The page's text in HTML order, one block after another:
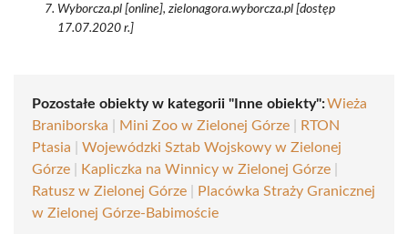
Wyborcza.pl [online], zielonagora.wyborcza.pl [dostęp
17.07.2020 r.]
Pozostałe obiekty w kategorii "Inne obiekty":Wieża
Braniborska
Mini Zoo w Zielonej Górze
RTON
Ptasia
Wojewódzki Sztab Wojskowy w Zielonej
Górze
Kapliczka na Winnicy w Zielonej Górze
Ratusz w Zielonej Górze
Placówka Straży Granicznej
w Zielonej Górze-Babimoście